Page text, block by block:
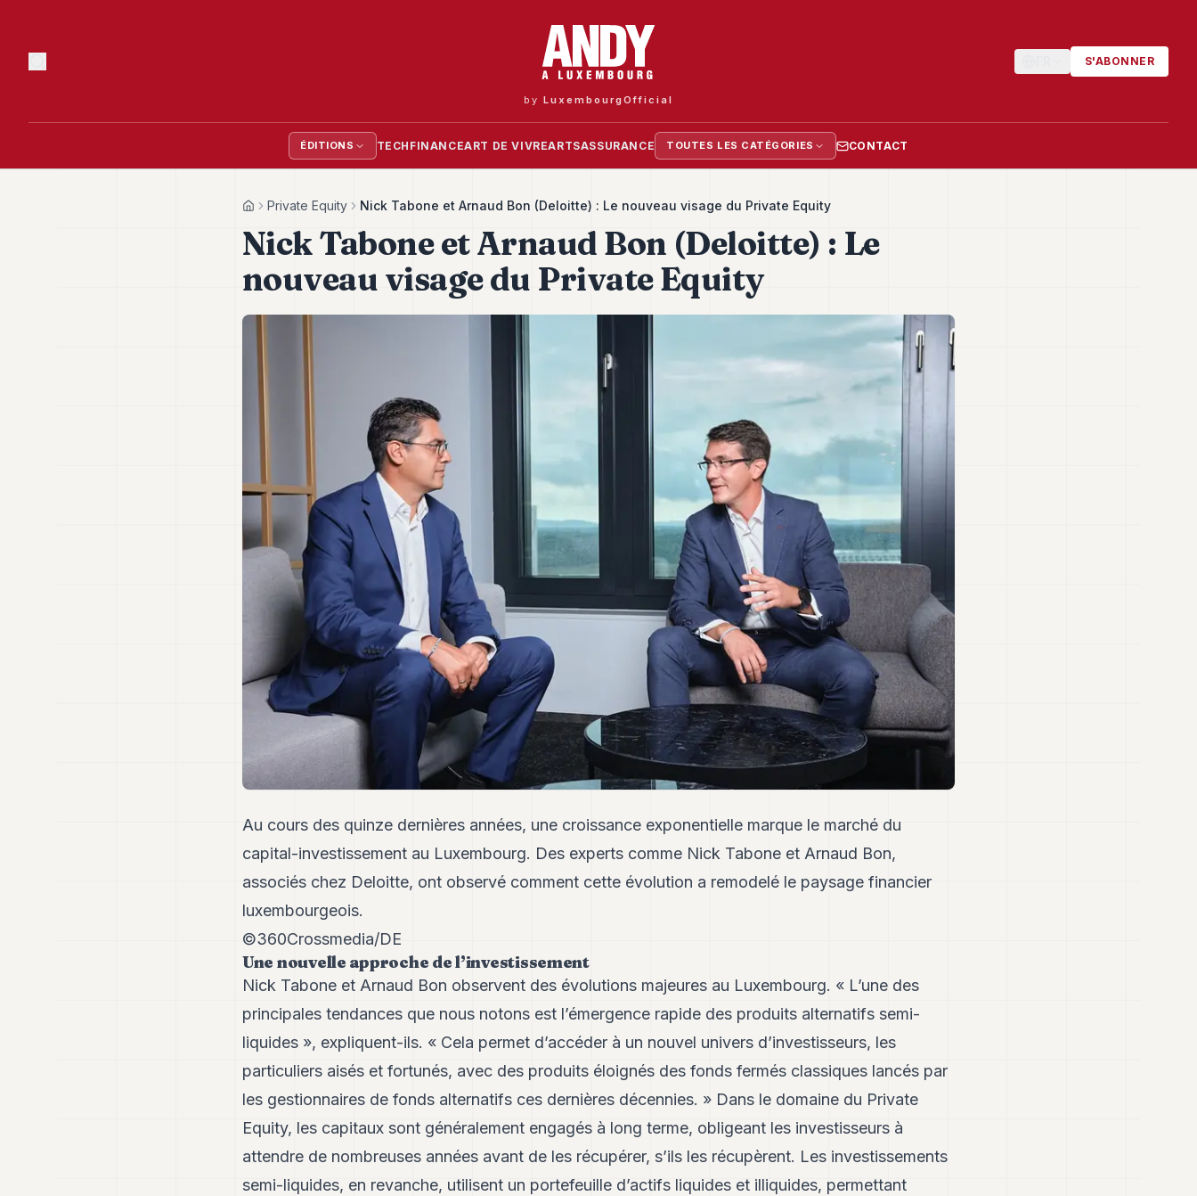
byLuxembourgOfficial
S'ABONNER
ÉDITIONS TECH FINANCEART DE VIVREARTSASSURANCE TOUTES LES CATÉGORIES CONTACT
HomePrivate Equity Nick Tabone et Arnaud Bon (Deloitte) : Le nouveau visage du Private Equity
Nick Tabone et Arnaud Bon (Deloitte) : Le
nouveau visage du Private Equity
Au cours des quinze dernières années, une croissance exponentielle marque le marché du
capital-investissement au Luxembourg. Des experts comme Nick Tabone et Arnaud Bon,
associés chez Deloitte, ont observé comment cette évolution a remodelé le paysage financier
luxembourgeois.
©360Crossmedia/DE
Une nouvelle approche de l’investissement
Nick Tabone et Arnaud Bon observent des évolutions majeures au Luxembourg. « L’une des
principales tendances que nous notons est l’émergence rapide des produits alternatifs semi-
liquides », expliquent-ils. « Cela permet d’accéder à un nouvel univers d’investisseurs, les
particuliers aisés et fortunés, avec des produits éloignés des fonds fermés classiques lancés par
les gestionnaires de fonds alternatifs ces dernières décennies. » Dans le domaine du Private
Equity, les capitaux sont généralement engagés à long terme, obligeant les investisseurs à
attendre de nombreuses années avant de les récupérer, s’ils les récupèrent. Les investissements
semi-liquides, en revanche, utilisent un portefeuille d’actifs liquides et illiquides, permettant